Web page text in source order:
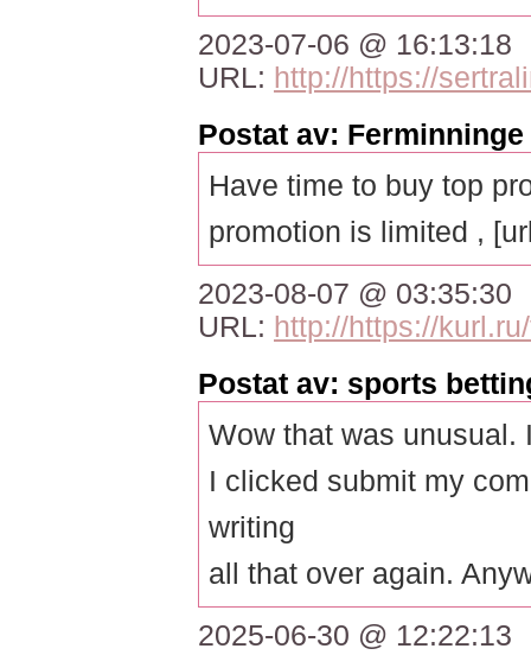
2023-07-06 @ 16:13:18
URL: http://https://
Postat av: Ferminninge
Have time to buy top
promotion is limited ,
2023-08-07 @ 03:35:30
URL: http://https://
Postat av: sports
Wow that was unusual.
I clicked submit my
writing
all that over again.
2025-06-30 @ 12:22:13